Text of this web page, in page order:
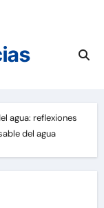
agua: reflexiones
del agua